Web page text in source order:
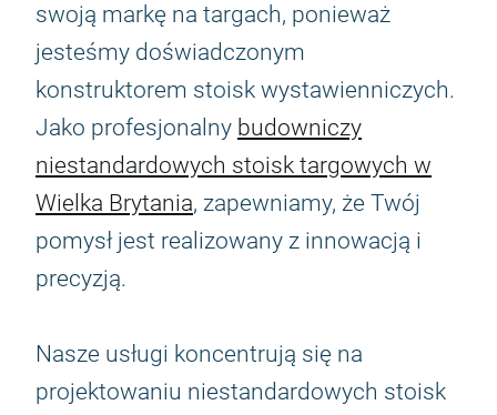
swoją markę na targach, ponieważ
jesteśmy doświadczonym
konstruktorem stoisk wystawienniczych.
Jako profesjonalny budowniczy
niestandardowych stoisk targowych w
Wielka Brytania, zapewniamy, że Twój
pomysł jest realizowany z innowacją i
precyzją.
Nasze usługi koncentrują się na
projektowaniu niestandardowych stoisk